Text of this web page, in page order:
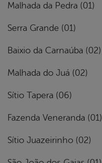
Malhada da Pedra (01)
Serra Grande (01)
Baixio da Carnaúba (02)
Malhada do Juá (02)
Sítio Tapera (06)
Fazenda Veneranda (01)
Sítio Juazeirinho (02)